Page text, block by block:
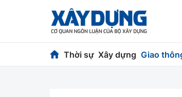
Thời sự Xây dựng Giao